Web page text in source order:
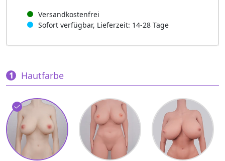
Versandkostenfrei
Sofort verfügbar, Lieferzeit: 14-28 Tage
Hautfarbe